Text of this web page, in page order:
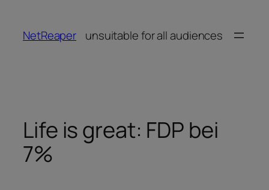
springen
NetReaper unsuitable for all audiences
Life is great: FDP bei
7%